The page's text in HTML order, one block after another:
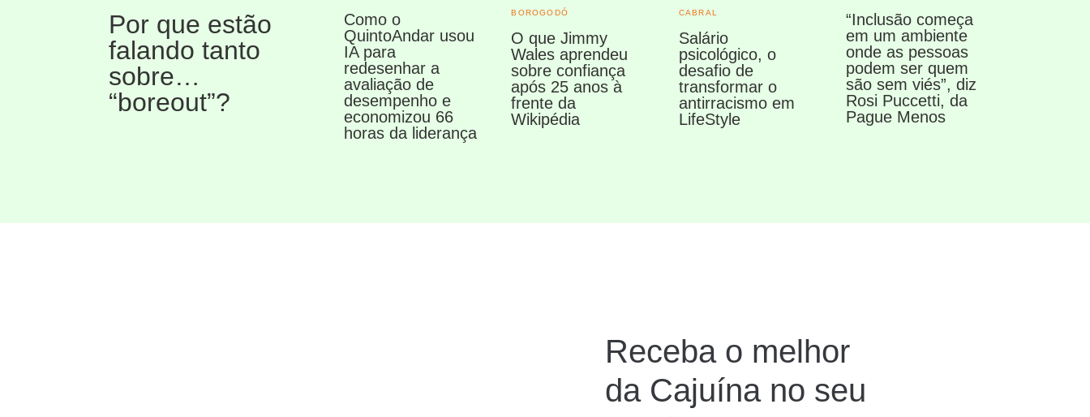
Por que estão
falando tanto
sobre…
“boreout”?
Como o
QuintoAndar usou
IA para
redesenhar a
avaliação de
desempenho e
economizou 66
horas da liderança
BOROGODÓ
O que Jimmy
Wales aprendeu
sobre confiança
após 25 anos à
frente da
Wikipédia
CABRAL
Salário
psicológico, o
desafio de
transformar o
antirracismo em
LifeStyle
“Inclusão começa
em um ambiente
onde as pessoas
podem ser quem
são sem viés”, diz
Rosi Puccetti, da
Pague Menos
Receba o melhor
da Cajuína no seu